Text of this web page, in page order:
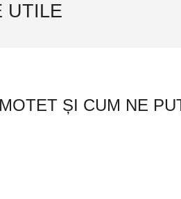
UTILE
ȘI CUM NE